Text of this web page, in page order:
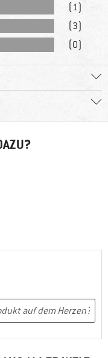
(1)
(3)
(0)